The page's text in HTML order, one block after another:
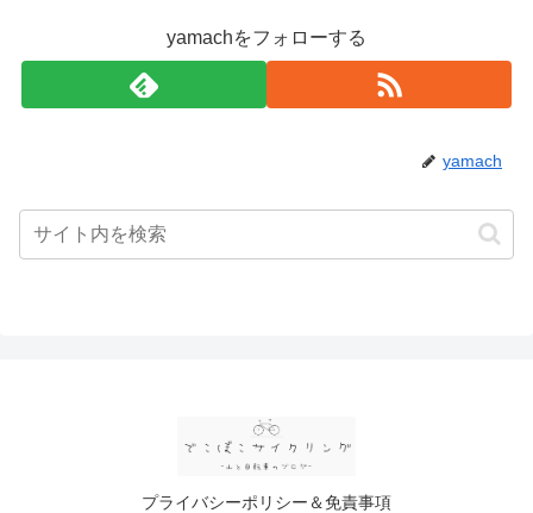
yamachをフォローする
yamach
プライバシーポリシー＆免責事項